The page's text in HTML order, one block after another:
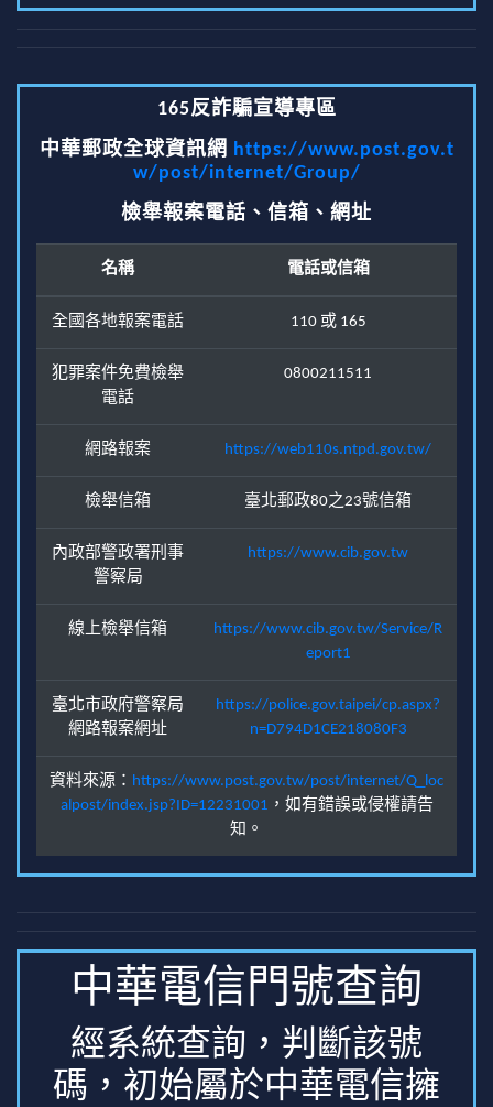
165反詐騙宣導專區
中華郵政全球資訊網 https://www.post.gov.t
w/post/internet/Group/
檢舉報案電話、信箱、網址
名稱 電話或信箱
全國各地報案電話 110 或 165
犯罪案件免費檢舉
電話
0800211511
網路報案 https://web110s.ntpd.gov.tw/
檢舉信箱 臺北郵政80之23號信箱
內政部警政署刑事
警察局
https://www.cib.gov.tw
線上檢舉信箱
https://www.cib.gov.tw/Service/R
eport1
臺北市政府警察局
網路報案網址
https://police.gov.taipei/cp.aspx?
n=D794D1CE218080F3
資料來源： https://www.post.gov.tw/post/internet/Q_loc
alpost/index.jsp?ID=12231001 ，如有錯誤或侵權請告
知。
中華電信門號查詢
經系統查詢，判斷該號
碼，初始屬於中華電信擁